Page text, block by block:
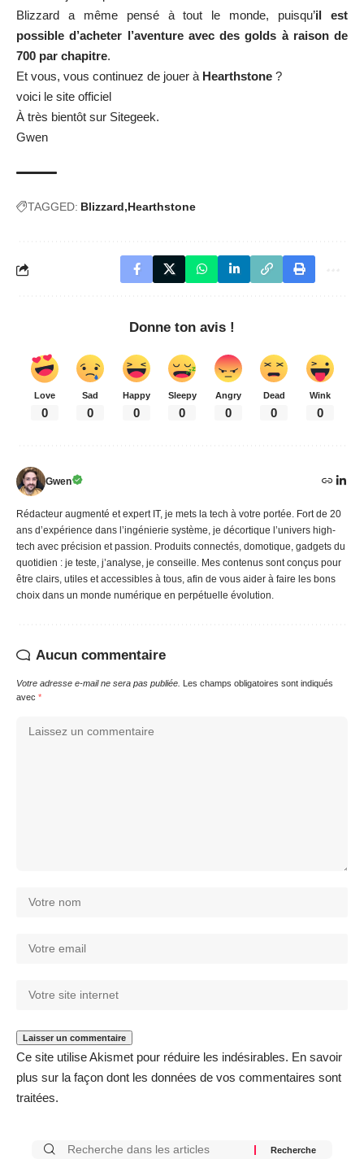
Blizzard a même pensé à tout le monde, puisqu’il est
possible d’acheter l’aventure avec des golds à raison de
700 par chapitre.
Et vous, vous continuez de jouer à Hearthstone ?
voici le site officiel
À très bientôt sur Sitegeek.
Gwen
TAGGED: Blizzard Hearthstone
Donne ton avis !
Love
0
Sad
0
Happy
0
Sleepy
0
Angry
0
Dead
0
Wink
0
Gwen
Rédacteur augmenté et expert IT, je mets la tech à votre portée. Fort de 20
ans d’expérience dans l’ingénierie système, je décortique l’univers high-
tech avec précision et passion. Produits connectés, domotique, gadgets du
quotidien : je teste, j’analyse, je conseille. Mes contenus sont conçus pour
être clairs, utiles et accessibles à tous, afin de vous aider à faire les bons
choix dans un monde numérique en perpétuelle évolution.
Aucun commentaire
Votre adresse e-mail ne sera pas publiée.
Les champs obligatoires sont indiqués
avec *
Ce site utilise Akismet pour réduire les indésirables. En savoir
plus sur la façon dont les données de vos commentaires sont
traitées.